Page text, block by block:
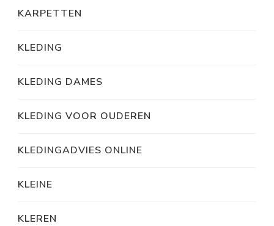
KARPETTEN
KLEDING
KLEDING DAMES
KLEDING VOOR OUDEREN
KLEDINGADVIES ONLINE
KLEINE
KLEREN